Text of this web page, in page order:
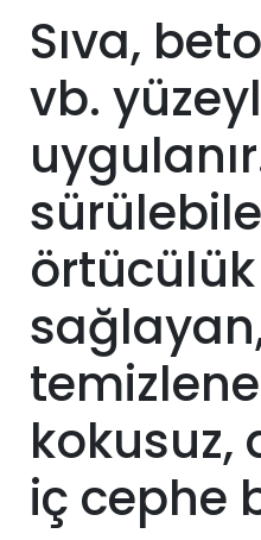
Sıva,
vb.
örtücülük
kokusuz,
iç cephe